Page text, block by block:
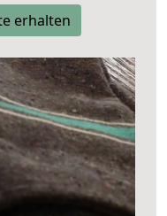
erhalten